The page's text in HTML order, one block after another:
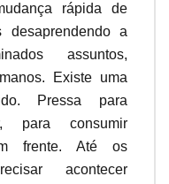
rápida de
desaprendendo a
assuntos,
Existe uma
Pressa para
para consumir
frente. Até os
acontecer